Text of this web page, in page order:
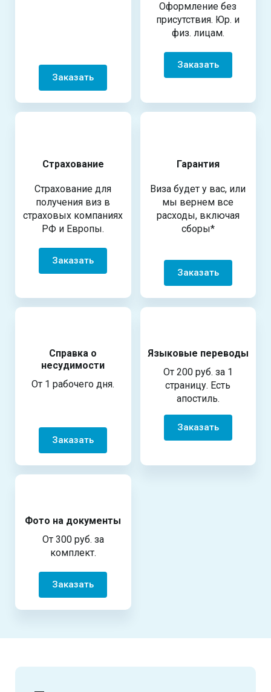
Заказать
Оформление без
присутствия. Юр. и
физ. лицам.
Заказать
Страхование
Страхование для
получения виз в
страховых компаниях
РФ и Европы.
Заказать
Гарантия
Виза будет у вас, или
мы вернем все
расходы, включая
сборы*
Заказать
Справка о
несудимости
От 1 рабочего дня.
Заказать
Языковые переводы
От 200 руб. за 1
страницу. Есть
апостиль.
Заказать
Фото на документы
От 300 руб. за
комплект.
Заказать